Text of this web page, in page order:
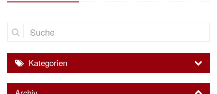
Suche
Kategorien